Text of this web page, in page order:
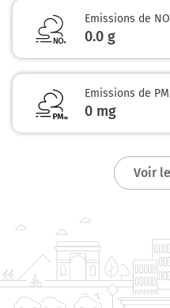
Emissions de
0.0 g
Emissions de
0 mg
Voir